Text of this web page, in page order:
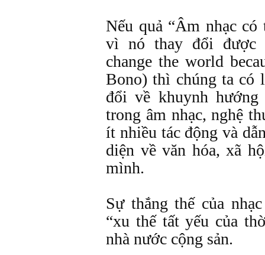
Nếu quả “Âm nhạc
vì nó thay đổi được
change the world
Bono) thì chúng ta có
đổi về khuynh
trong âm nhạc, nghệ
ít nhiều tác động và
diện về văn hóa, xã
mình.
Sự thắng thế của
“xu thế tất yếu của
nhà nước cộng sản.